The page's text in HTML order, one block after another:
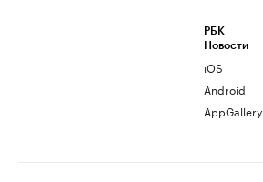
РБК
Новости
iOS
Android
AppGallery